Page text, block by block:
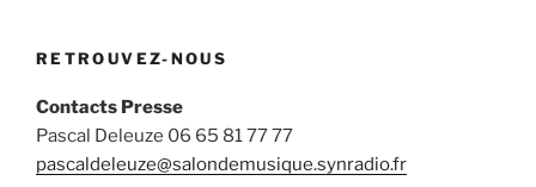
RETROUVEZ-NOUS
Contacts Presse
Pascal Deleuze 06 65 81 77 77
pascaldeleuze@salondemusique.synradio.fr